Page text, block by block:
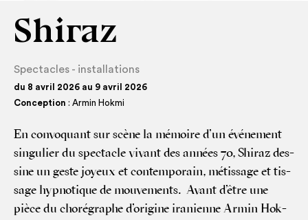
Shiraz
Spectacles - installations
du 8 avril 2026 au 9 avril 2026
Conception : Armin Hokmi
En convo­quant sur scène la mémoire d’un évé­ne­ment
sin­gu­lier du spec­tacle vivant des années 70, Shi­raz des­
sine un geste joyeux et contem­po­rain, métis­sage et tis­
sage hyp­no­tique de mouvements. Avant d’être une
pièce du cho­ré­graphe d’origine ira­nienne Armin Hok­